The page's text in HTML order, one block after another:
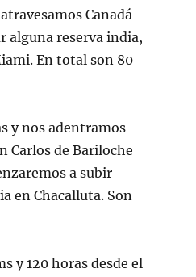
Canadá
alguna reserva india,
En total son 80
y nos adentramos
Carlos de Bariloche
a subir
en Chacalluta. Son
y 120 horas desde el